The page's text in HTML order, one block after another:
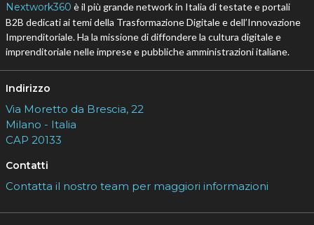
Nextwork360 è il più grande network in Italia di testate e portali
B2B dedicati ai temi della Trasformazione Digitale e dell’Innovazione
Imprenditoriale. Ha la missione di diffondere la cultura digitale e
imprenditoriale nelle imprese e pubbliche amministrazioni italiane.
Indirizzo
Via Moretto da Brescia, 22
Milano - Italia
CAP 20133
Contatti
Contatta il nostro team per maggiori informazioni